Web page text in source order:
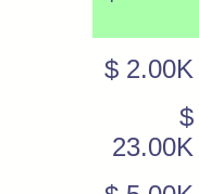
$ 2.00K
$
23.00K